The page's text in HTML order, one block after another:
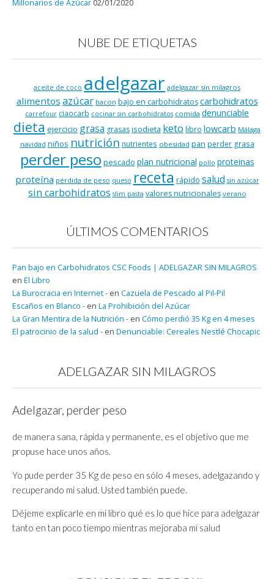
Millonarios de Azúcar 02/01/2020
NUBE DE ETIQUETAS
aceite de coco adelgazar adelgazar sin milagros
alimentos azúcar bacon bajo en carbohidratos carbohidratos
carrefour ciaocarb cocinar sin carbohidratos comida denunciable
dieta ejercicio grasa grasasisodieta keto libro lowcarb Málaga
navidad niños nutrición nutrientes obesidad pan perder grasa
perder peso pescado plan nutricional pollo proteinas
proteína pérdida de peso queso receta rápido salud sin azúcar
sin carbohidratos slim pasta valores nutricionales verano
ÚLTIMOS COMENTARIOS
Pan bajo en Carbohidratos CSC Foods | ADELGAZAR SIN MILAGROS
en El Libro
La Burocracia en Internet - en Cazuela de Pescado al Pil-Pil
Escaños en Blanco - en La Prohibición del Azúcar
La Gran Mentira de la Nutrición - en Cómo perdió 35 Kg en 4 meses
El patrocinio de la salud - en Denunciable: Cereales Nestlé Chocapic
ADELGAZAR SIN MILAGROS
Adelgazar, perder peso
de manera sana, rápida y permanente, es el objetivo que me
propuse hace unos años.
Yo pude perder 35 Kg de peso en sólo 4 meses, adelgazando y
recuperando mi salud. Usted también puede.
Déjeme explicarle en mi libro qué es lo que hice para adelgazar
tanto en tan poco tiempo mientras mejoraba mi salud